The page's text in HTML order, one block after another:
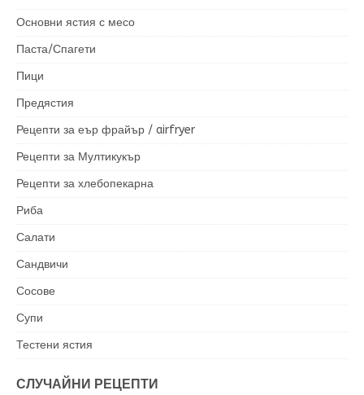
Основни ястия с месо
Паста/Спагети
Пици
Предястия
Рецепти за еър фрайър / airfryer
Рецепти за Мултикукър
Рецепти за хлебопекарна
Риба
Салати
Сандвичи
Сосове
Супи
Тестени ястия
СЛУЧАЙНИ РЕЦЕПТИ